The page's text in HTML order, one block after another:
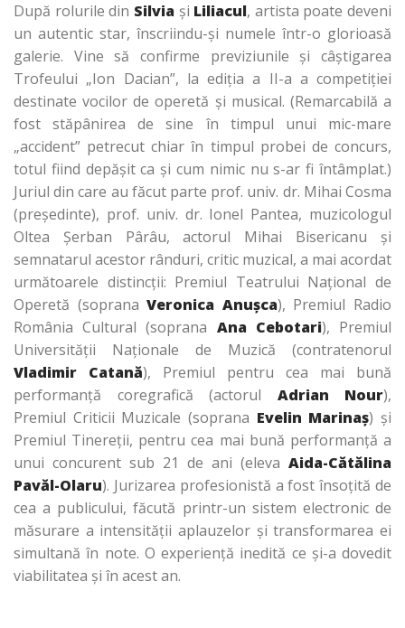
După rolurile din Silviaşi Liliacul, artista poate deveni
un autentic star, înscriindu-şi numele într-o glorioasă
galerie. Vine să confirme previziunile şi câştigarea
Trofeului „Ion Dacian”, la ediţia a II-a a competiţiei
destinate vocilor de operetă şi musical. (Remarcabilă a
fost stăpânirea de sine în timpul unui mic-mare
„accident” petrecut chiar în timpul probei de concurs,
totul fiind depăşit ca şi cum nimic nu s-ar fi întâmplat.)
Juriul din care au făcut parte prof. univ. dr. Mihai Cosma
(preşedinte), prof. univ. dr. Ionel Pantea, muzicologul
Oltea Şerban Pârâu, actorul Mihai Bisericanu şi
semnatarul acestor rânduri, critic muzical, a mai acordat
următoarele distincţii: Premiul Teatrului Naţional de
Operetă (sopranaVeronica Anuşca), Premiul Radio
România Cultural (soprana Ana Cebotari), Premiul
Universităţii Naţionale de Muzică (contratenorul
Vladimir Catană), Premiul pentru cea mai bună
performanţă coregrafică (actorul Adrian Nour),
Premiul Criticii Muzicale (soprana Evelin Marinaş) şi
Premiul Tinereţii, pentru cea mai bună performanţă a
unui concurent sub 21 de ani (eleva Aida-Cătălina
Pavăl-Olaru). Jurizarea profesionistă a fost însoţită de
cea a publicului, făcută printr-un sistem electronic de
măsurare a intensităţii aplauzelor şi transformarea ei
simultană în note. O experienţă inedită ce şi-a dovedit
viabilitatea şi în acest an.